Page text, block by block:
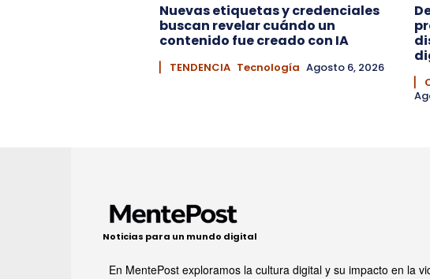
Nuevas etiquetas y credenciales
buscan revelar cuándo un
contenido fue creado con IA
▏ TENDENCIA Tecnología Agosto 6, 2026
▏
Noticias para un mundo digital
En MentePost exploramos la cultura digital y su impacto en la